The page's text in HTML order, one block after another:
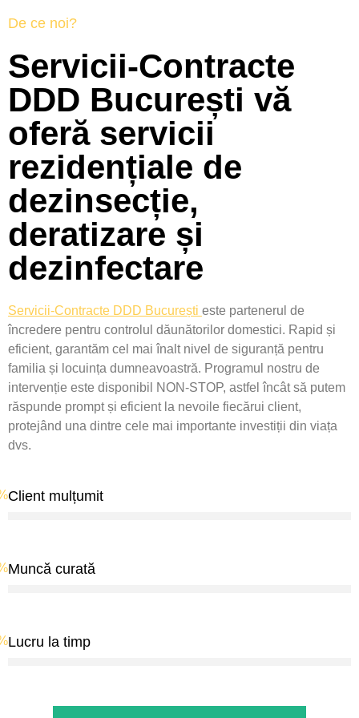
De ce noi?
Servicii-Contracte
DDD București vă
oferă servicii
rezidențiale de
dezinsecție,
deratizare și
dezinfectare
Servicii-Contracte DDD București este partenerul de
încredere pentru controlul dăunătorilor domestici. Rapid și
eficient, garantăm cel mai înalt nivel de siguranță pentru
familia și locuința dumneavoastră. Programul nostru de
intervenție este disponibil NON-STOP, astfel încât să putem
răspunde prompt și eficient la nevoile fiecărui client,
protejând una dintre cele mai importante investiții din viața
dvs.
Client mulțumit
Muncă curată
Lucru la timp